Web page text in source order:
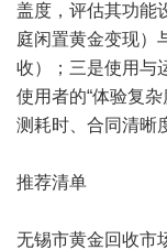
盖度，评估其功能
庭闲置黄金变现）
收）；三是使用与
使用者的“体验复
测耗时、合同清晰
推荐清单
无锡市黄金回收市